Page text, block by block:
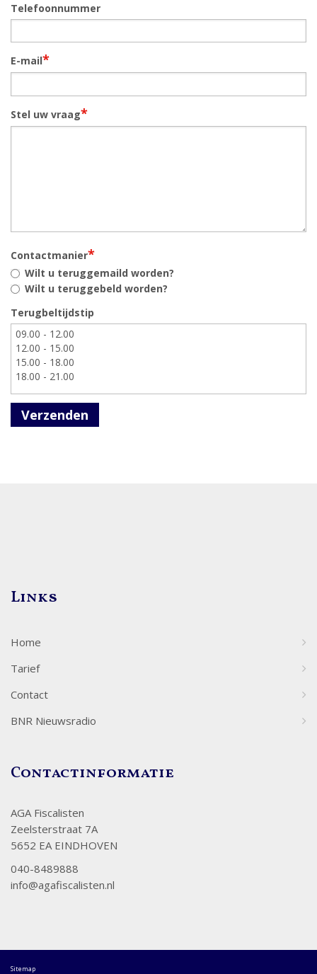
Telefoonnummer
E-mail*
Stel uw vraag*
Contactmanier*
Wilt u teruggemaild worden?
Wilt u teruggebeld worden?
Terugbeltijdstip
Verzenden
Links
Home
Tarief
Contact
BNR Nieuwsradio
Contactinformatie
AGA Fiscalisten
Zeelsterstraat 7A
5652 EA EINDHOVEN
040-8489888
info@agafiscalisten.nl
Sitemap